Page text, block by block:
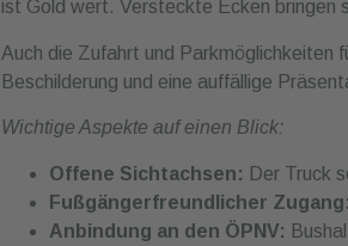
ist Gold wert. Versteckte Ecken bringen
Auch die Zufahrt und Parkmöglichkeiten
Beschilderung und eine auffällige
Wichtige Aspekte auf einen Blick:
Offene Sichtachsen: Der Truck
Fußgängerfreundlicher Zugang:
Anbindung an den ÖPNV: